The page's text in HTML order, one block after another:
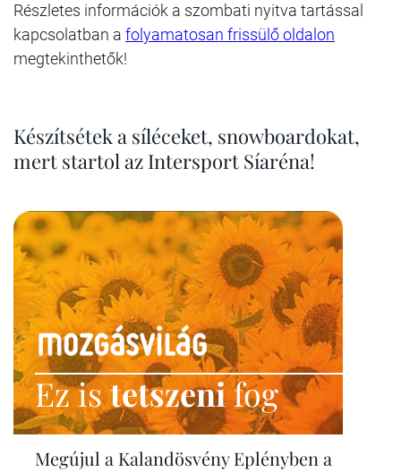
Részletes információk a szombati nyitva tartással
kapcsolatban a folyamatosan frissülő oldalon
megtekinthetők!
Készítsétek a síléceket, snowboardokat,
mert startol az Intersport Síaréna!
Ez istetszenifog
Megújul a Kalandösvény Eplényben a